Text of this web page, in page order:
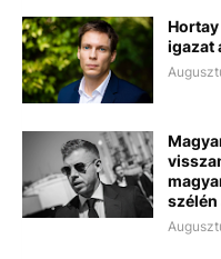
igazat
szélén